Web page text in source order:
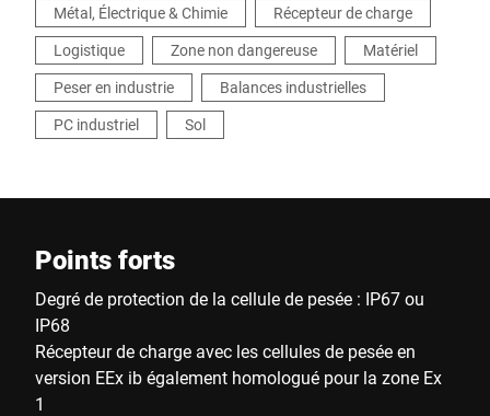
Métal, Électrique & Chimie
Récepteur de charge
Logistique
Zone non dangereuse
Matériel
Peser en industrie
Balances industrielles
PC industriel
Sol
Points forts
Degré de protection de la cellule de pesée : IP67 ou
IP68
Récepteur de charge avec les cellules de pesée en
version EEx ib également homologué pour la zone Ex
1